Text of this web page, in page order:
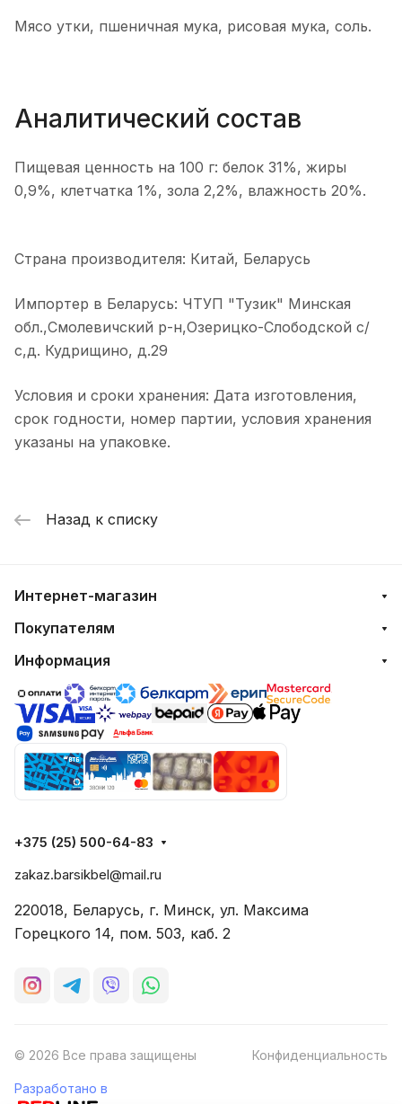
Мясо утки, пшеничная мука, рисовая мука, соль.
Аналитический состав
Пищевая ценность на 100 г: белок 31%, жиры
0,9%, клетчатка 1%, зола 2,2%, влажность 20%.
Страна производителя: Китай, Беларусь
Импортер в Беларусь: ЧТУП "Тузик" Минская
обл.,Смолевичский р-н,Озерицко-Слободской с/
с,д. Кудрищино, д.29
Условия и сроки хранения: Дата изготовления,
срок годности, номер партии, условия хранения
указаны на упаковке.
Назад к списку
Интернет-магазин
Покупателям
Информация
+375 (25) 500-64-83
zakaz.barsikbel@mail.ru
220018, Беларусь, г. Минск, ул. Максима
Горецкого 14, пом. 503, каб. 2
© 2026 Все права защищены Конфиденциальность
Разработано в